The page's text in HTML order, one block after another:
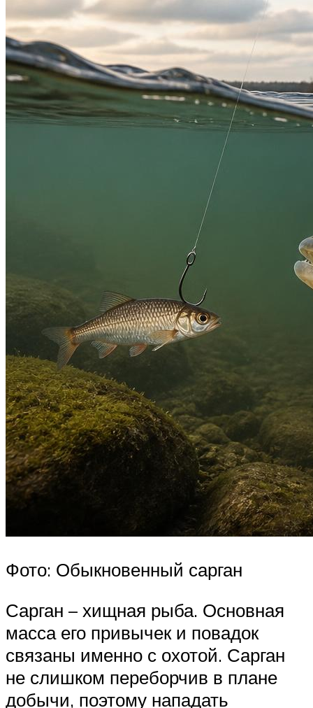
Фото: Обыкновенный сарган
Сарган – хищная рыба. Основная
масса его привычек и повадок
связаны именно с охотой. Сарган
не слишком переборчив в плане
добычи, поэтому нападать